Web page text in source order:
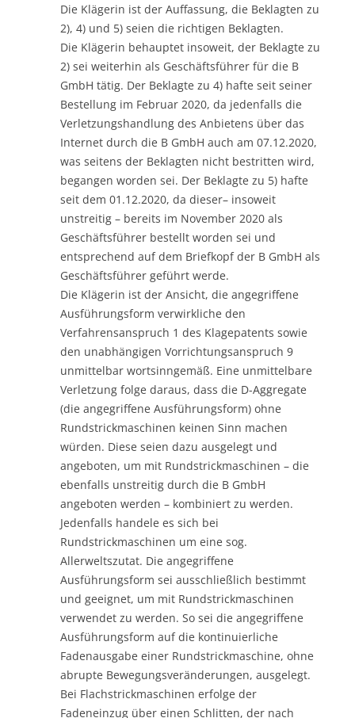
Die Klägerin ist der Auffassung, die Beklagten zu
2), 4) und 5) seien die richtigen Beklagten.
Die Klägerin behauptet insoweit, der Beklagte zu
2) sei weiterhin als Geschäftsführer für die B
GmbH tätig. Der Beklagte zu 4) hafte seit seiner
Bestellung im Februar 2020, da jedenfalls die
Verletzungshandlung des Anbietens über das
Internet durch die B GmbH auch am 07.12.2020,
was seitens der Beklagten nicht bestritten wird,
begangen worden sei. Der Beklagte zu 5) hafte
seit dem 01.12.2020, da dieser– insoweit
unstreitig – bereits im November 2020 als
Geschäftsführer bestellt worden sei und
entsprechend auf dem Briefkopf der B GmbH als
Geschäftsführer geführt werde.
Die Klägerin ist der Ansicht, die angegriffene
Ausführungsform verwirkliche den
Verfahrensanspruch 1 des Klagepatents sowie
den unabhängigen Vorrichtungsanspruch 9
unmittelbar wortsinngemäß. Eine unmittelbare
Verletzung folge daraus, dass die D-Aggregate
(die angegriffene Ausführungsform) ohne
Rundstrickmaschinen keinen Sinn machen
würden. Diese seien dazu ausgelegt und
angeboten, um mit Rundstrickmaschinen – die
ebenfalls unstreitig durch die B GmbH
angeboten werden – kombiniert zu werden.
Jedenfalls handele es sich bei
Rundstrickmaschinen um eine sog.
Allerweltszutat. Die angegriffene
Ausführungsform sei ausschließlich bestimmt
und geeignet, um mit Rundstrickmaschinen
verwendet zu werden. So sei die angegriffene
Ausführungsform auf die kontinuierliche
Fadenausgabe einer Rundstrickmaschine, ohne
abrupte Bewegungsveränderungen, ausgelegt.
Bei Flachstrickmaschinen erfolge der
Fadeneinzug über einen Schlitten, der nach